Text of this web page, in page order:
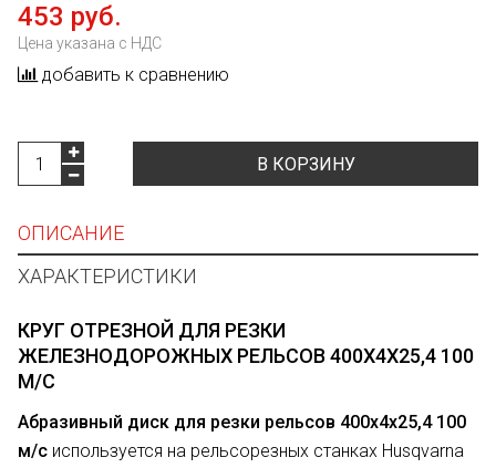
453 руб.
Цена указана с НДС
добавить к сравнению
В КОРЗИНУ
ОПИСАНИЕ
ХАРАКТЕРИСТИКИ
КРУГ ОТРЕЗНОЙ ДЛЯ РЕЗКИ
ЖЕЛЕЗНОДОРОЖНЫХ РЕЛЬСОВ 400Х4Х25,4 100
М/С
Абразивный диск для резки рельсов 400х4х25,4 100
м/с используется на рельсорезных станках Husqvarna